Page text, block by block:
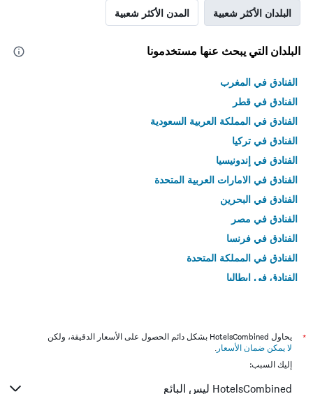
البلدان الأكثر شعبية المدن الأكثر شعبية
البلدان التي يبحث عنها مستخدمونا
الفنادق في المغرب
الفنادق في قطر
الفنادق في المملكة العربية السعودية
الفنادق في تركيا
الفنادق في إندونيسيا
الفنادق في الامارات العربية المتحدة
الفنادق في البحرين
الفنادق في مصر
الفنادق في فرنسا
الفنادق في المملكة المتحدة
الفنادق في إيطاليا
*
يحاول HotelsCombined بشكل دائم الحصول على الأسعار الدقيقة، ولكن
لا يمكن ضمان الأسعار .
إليك السبب:
HotelsCombined ليس البائع